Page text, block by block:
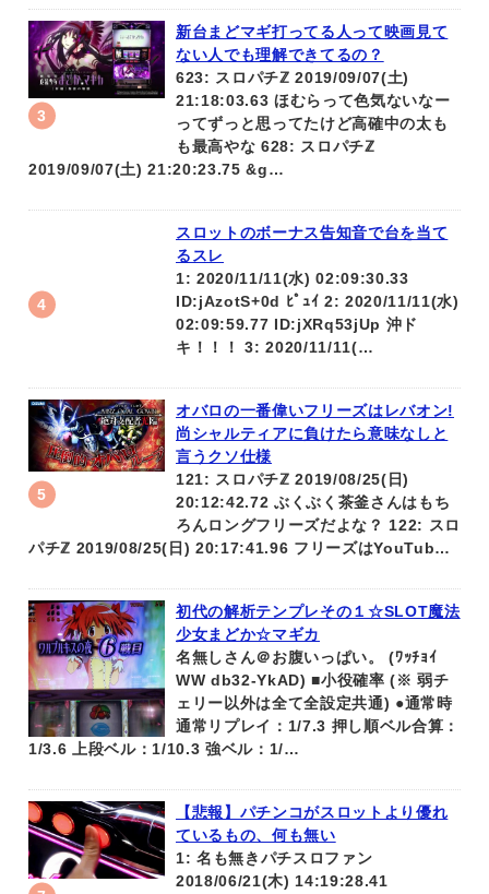
新台まどマギ打ってる人って映画見て
ない人でも理解できてるの？
623: スロパチℤ 2019/09/07(土)
21:18:03.63 ほむらって色気ないなー
ってずっと思ってたけど高確中の太も
も最高やな 628: スロパチℤ
2019/09/07(土) 21:20:23.75 &g…
スロットのボーナス告知音で台を当て
るスレ
1: 2020/11/11(水) 02:09:30.33
ID:jAzotS+0d ﾋﾟｭｲ 2: 2020/11/11(水)
02:09:59.77 ID:jXRq53jUp 沖ド
キ！！！ 3: 2020/11/11(…
オバロの一番偉いフリーズはレバオン!
尚シャルティアに負けたら意味なしと
言うクソ仕様
121: スロパチℤ 2019/08/25(日)
20:12:42.72 ぶくぶく茶釜さんはもち
ろんロングフリーズだよな？ 122: スロ
パチℤ 2019/08/25(日) 20:17:41.96 フリーズはYouTub…
初代の解析テンプレその１☆SLOT魔法
少女まどか☆マギカ
名無しさん＠お腹いっぱい。 (ﾜｯﾁｮｲ
WW db32-YkAD) ■小役確率 (※ 弱チ
ェリー以外は全て全設定共通) ●通常時
通常リプレイ：1/7.3 押し順ベル合算：
1/3.6 上段ベル：1/10.3 強ベル：1/…
【悲報】パチンコがスロットより優れ
ているもの、何も無い
1: 名も無きパチスロファン
2018/06/21(木) 14:19:28.41